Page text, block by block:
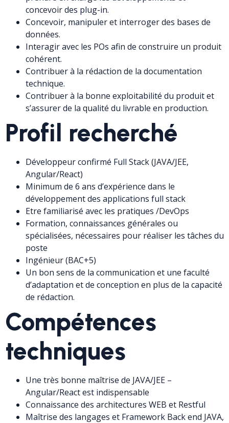
concevoir des plug-in.
Concevoir, manipuler et interroger des bases de
données.
Interagir avec les POs afin de construire un produit
cohérent.
Contribuer à la rédaction de la documentation
technique.
Contribuer à la bonne exploitabilité du produit et
s’assurer de la qualité du livrable en production.
Profil recherché
Développeur confirmé Full Stack (JAVA/JEE,
Angular/React)
Minimum de 6 ans d’expérience dans le
développement des applications full stack
Etre familiarisé avec les pratiques /DevOps
Formation, connaissances générales ou
spécialisées, nécessaires pour réaliser les tâches du
poste
Ingénieur (BAC+5)
Un bon sens de la communication et une faculté
d’adaptation et de conception en plus de la capacité
de rédaction.
Compétences
techniques
Une très bonne maîtrise de JAVA/JEE –
Angular/React est indispensable
Connaissance des architectures WEB et Restful
Maîtrise des langages et Framework Back end JAVA,